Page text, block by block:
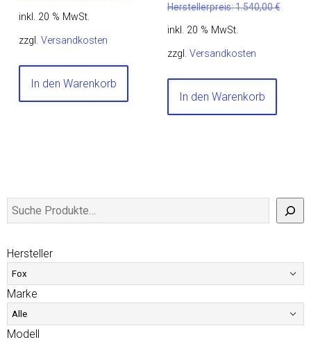
inkl. 20 % MwSt.
zzgl.Versandkosten
In den Warenkorb
Herstellerpreis:1.540,00€
inkl. 20 % MwSt.
zzgl. Versandkosten
In den Warenkorb
Hersteller
Marke
Modell